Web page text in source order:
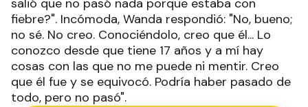
salió que no pasó nada porque estaba con
fiebre?". Incómoda, Wanda respondió: "No, bueno;
no sé. No creo. Conociéndolo, creo que él... Lo
conozco desde que tiene 17 años y a mí hay
cosas con las que no me puede ni mentir. Creo
que él fue y se equivocó. Podría haber pasado de
todo, pero no pasó".